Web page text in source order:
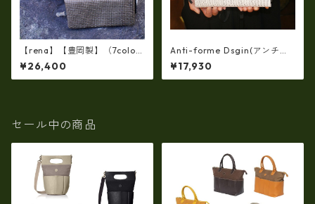
【rena】【豊岡製】（7colo
r）佐賀牛革（素上げメッシュ
タイプ）オイルレザーラウン
ドファスナー 長財布【FB-00
¥26,400
Anti-forme Dsgin(アンチフ
ォルムデザイン)羊革フィル
ム・三―リング加工 L字長財
布 af-29900056
¥17,930
セール中の商品